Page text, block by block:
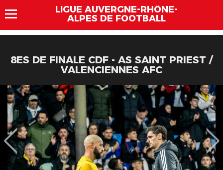
LIGUE AUVERGNE-RHÔNE-
ALPES DE FOOTBALL
8ES DE FINALE CDF - AS SAINT PRIEST /
VALENCIENNES AFC